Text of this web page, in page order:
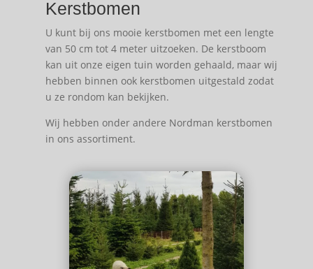
Kerstbomen
U kunt bij ons mooie kerstbomen met een lengte
van 50 cm tot 4 meter uitzoeken. De kerstboom
kan uit onze eigen tuin worden gehaald, maar wij
hebben binnen ook kerstbomen uitgestald zodat
u ze rondom kan bekijken.
Wij hebben onder andere Nordman kerstbomen
in ons assortiment.